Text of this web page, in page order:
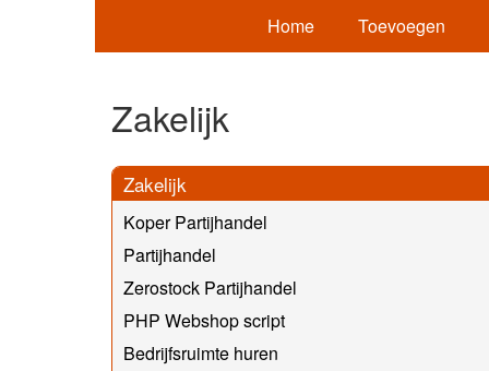
Home Toevoegen
Zakelijk
Zakelijk
Koper Partijhandel
Partijhandel
Zerostock Partijhandel
PHP Webshop script
Bedrijfsruimte huren